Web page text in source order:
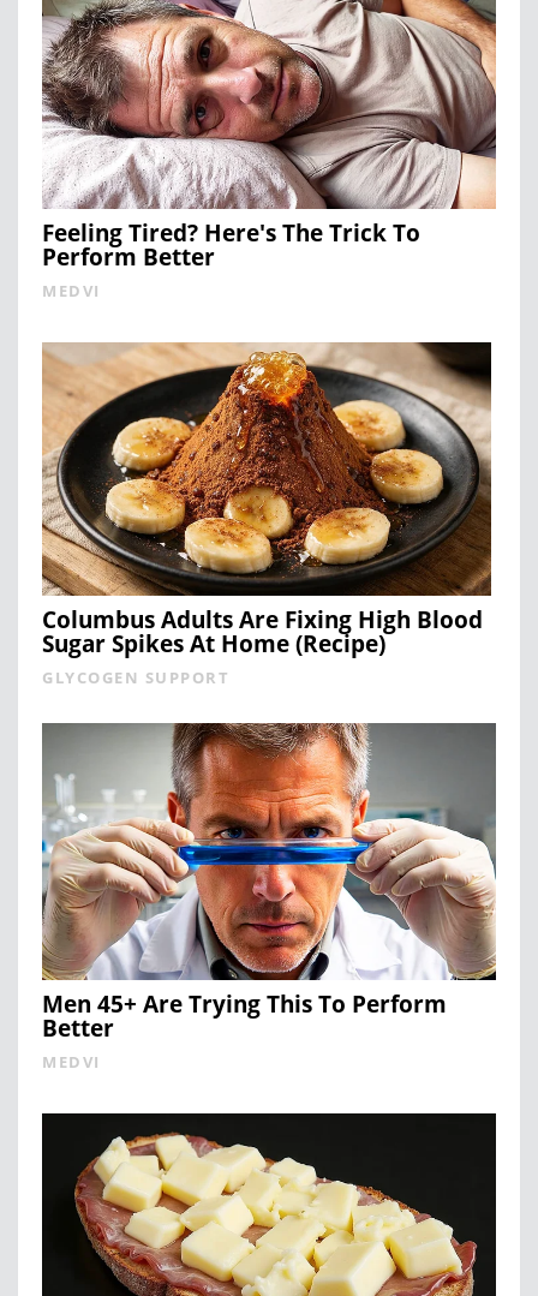
Feeling Tired? Here's The Trick To
Perform Better
MEDVI
Columbus Adults Are Fixing High Blood
Sugar Spikes At Home (Recipe)
GLYCOGEN SUPPORT
Men 45+ Are Trying This To Perform
Better
MEDVI